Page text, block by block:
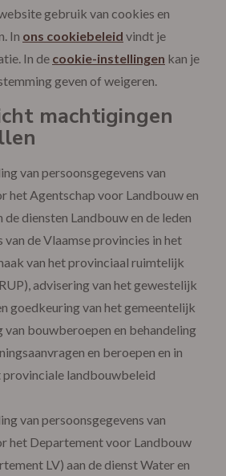
gebruik van cookies en
In ons cookiebeleid vindt je
In de cookie-instellingen kan je
geven of weigeren.
machtigingen
van persoonsgegevens van
het Agentschap voor Landbouw en
de diensten Landbouw en de leden
van de Vlaamse provincies in het
van het provinciaal ruimtelijk
advisering van het gewestelijk
goedkeuring van het gemeentelijk
van bouwberoepen en behandeling
en beroepen en in
provinciale landbouwbeleid
van persoonsgegevens van
het Departement voor Landbouw
LV) aan de dienst Water en